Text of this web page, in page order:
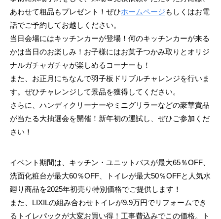
あわせて粗品もプレゼント！ぜひホームページもしくはお電
話でご予約してお越しください。
当日会場にはキッチンカーが登場！何のキッチンカーが来る
かは当日のお楽しみ！お子様にはお菓子つかみ取りとオリジ
ナルガチャガチャが楽しめるコーナーも！
また、お正月にちなんで羽子板ドリブルチャレンジを行いま
す。ぜひチャレンジして景品を獲得してください。
さらに、ハンディクリーナーやミニグリラーなどの豪華賞品
が当たる大抽選会を開催！新年初の運試し、ぜひご参加くだ
さい！
イベント期間は、キッチン・ユニットバスが最大65％OFF、
洗面化粧台が最大60％OFF、トイレが最大50％OFFと人気水
廻り商品を2025年初売り特別価格でご提供します！
また、LIXILの組み合わせトイレが9.9万円でリフォームでき
るトイレパックが大変お買い得！工事費込みでこの価格。ト